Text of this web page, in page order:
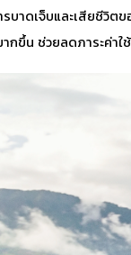
รบาดเจ็บและเสียชีวิ
กขึ้น ช่วยลดภาระค่า